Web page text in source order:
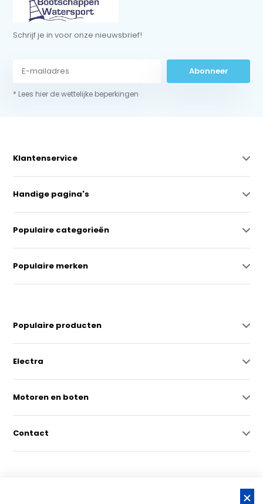
Schrijf je in voor onze nieuwsbrief!
Abonneer
* Lees hier de wettelijke beperkingen
Klantenservice
Handige pagina's
Populaire categorieën
Populaire merken
Populaire producten
Electra
Motoren en boten
Contact